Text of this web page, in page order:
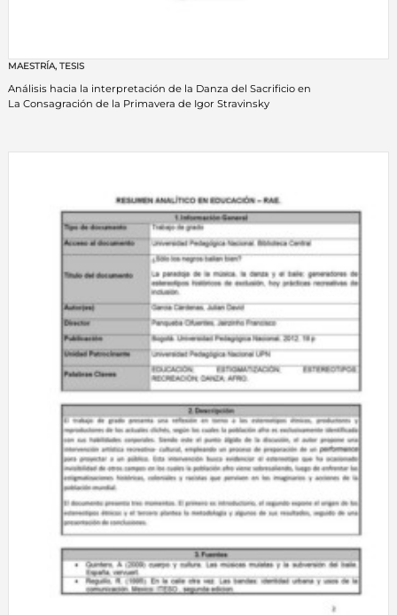
MAESTRÍA, TESIS
Análisis hacia la interpretación de la Danza del Sacrificio en
La Consagración de la Primavera de Igor Stravinsky